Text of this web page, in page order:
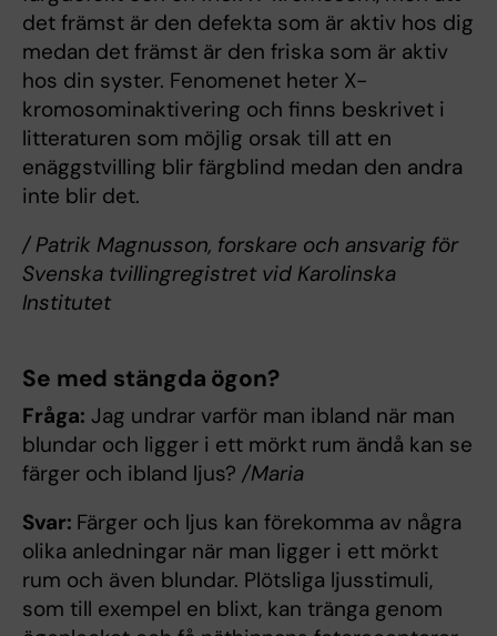
det främst är den defekta som är aktiv hos dig
medan det främst är den friska som är aktiv
hos din syster. Fenomenet heter X-
kromosominaktivering och finns beskrivet i
litteraturen som möjlig orsak till att en
enäggstvilling blir färgblind medan den andra
inte blir det.
/ Patrik Magnusson, forskare och ansvarig för
Svenska tvillingregistret vid Karolinska
Institutet
Se med stängda ögon?
Fråga: Jag undrar varför man ibland när man
blundar och ligger i ett mörkt rum ändå kan se
färger och ibland ljus? /Maria
Svar: Färger och ljus kan förekomma av några
olika anledningar när man ligger i ett mörkt
rum och även blundar. Plötsliga ljusstimuli,
som till exempel en blixt, kan tränga genom